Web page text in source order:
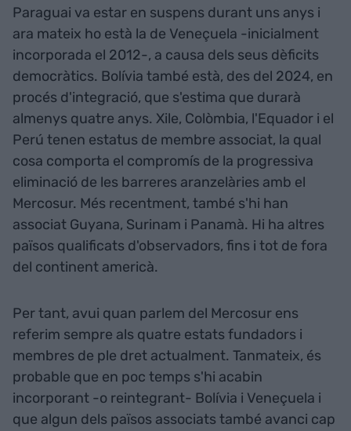
Paraguai va estar en suspens durant uns anys i
ara mateix ho està la de Veneçuela -inicialment
incorporada el 2012-, a causa dels seus dèficits
democràtics. Bolívia també està, des del 2024, en
procés d'integració, que s'estima que durarà
almenys quatre anys. Xile, Colòmbia, l'Equador i el
Perú tenen estatus de membre associat, la qual
cosa comporta el compromís de la progressiva
eliminació de les barreres aranzelàries amb el
Mercosur. Més recentment, també s'hi han
associat Guyana, Surinam i Panamà. Hi ha altres
països qualificats d'observadors, fins i tot de fora
del continent americà.
Per tant, avui quan parlem del Mercosur ens
referim sempre als quatre estats fundadors i
membres de ple dret actualment. Tanmateix, és
probable que en poc temps s'hi acabin
incorporant -o reintegrant- Bolívia i Veneçuela i
que algun dels països associats també avanci cap